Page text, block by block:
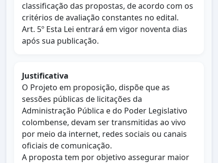
classificação das propostas, de acordo com os
critérios de avaliação constantes no edital.
Art. 5º Esta Lei entrará em vigor noventa dias
após sua publicação.
Justificativa
O Projeto em proposição, dispõe que as
sessões públicas de licitações da
Administração Pública e do Poder Legislativo
colombense, devam ser transmitidas ao vivo
por meio da internet, redes sociais ou canais
oficiais de comunicação.
A proposta tem por objetivo assegurar maior